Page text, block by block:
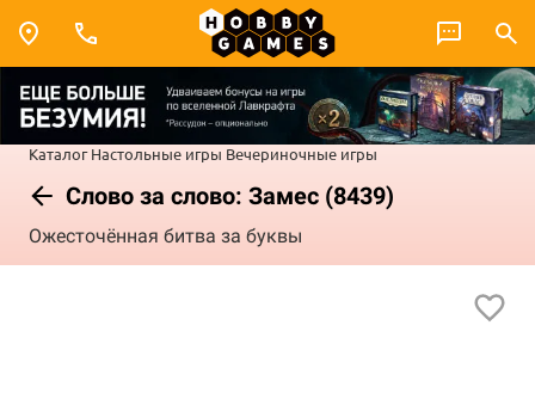
Каталог Настольные игры Вечериночные игры
Слово за слово: Замес (8439)
Ожесточённая битва за буквы